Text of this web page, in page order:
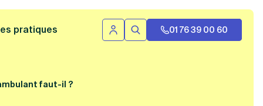
pratiques Se connecter
Rechercher01 76 39 00 60
faut-il ?